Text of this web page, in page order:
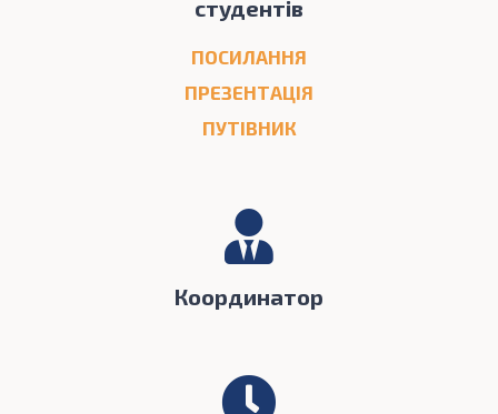
студентів
ПОСИЛАННЯ
ПРЕЗЕНТАЦІЯ
ПУТІВНИК
Координатор